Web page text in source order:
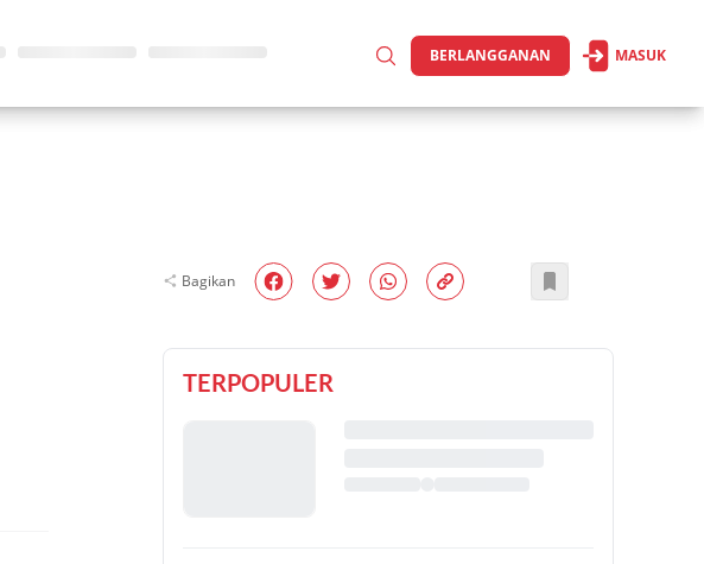
BERLANGGANAN MASUK
Bagikan
TERPOPULER